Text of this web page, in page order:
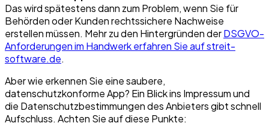
Das wird spätestens dann zum Problem, wenn Sie für
Behörden oder Kunden rechtssichere Nachweise
erstellen müssen. Mehr zu den Hintergründen derDSGVO-
Anforderungen im Handwerk erfahren Sie auf streit-
software.de.
Aber wie erkennen Sie eine saubere,
datenschutzkonforme App? Ein Blick ins Impressum und
die Datenschutzbestimmungen des Anbieters gibt schnell
Aufschluss. Achten Sie auf diese Punkte: